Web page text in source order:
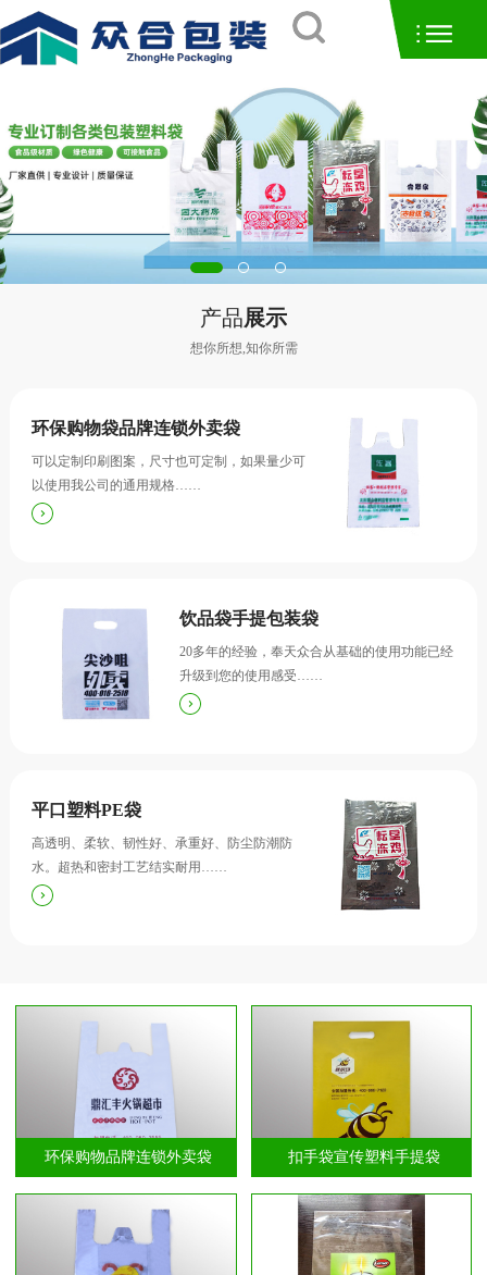
产品展示
想你所想,知你所需
环保购物袋品牌连锁外卖袋
可以定制印刷图案，尺寸也可定制，如果量少可
以使用我公司的通用规格……
饮品袋手提包装袋
20多年的经验，奉天众合从基础的使用功能已经
升级到您的使用感受……
平口塑料PE袋
高透明、柔软、韧性好、承重好、防尘防潮防
水。超热和密封工艺结实耐用……
环保购物品牌连锁外卖袋 扣手袋宣传塑料手提袋